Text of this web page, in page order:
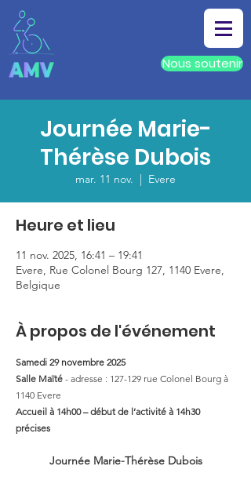
Nous soutenir
Journée Marie-
Thérèse Dubois
mar. 11 nov.
  |
Evere
Heure et lieu
11 nov. 2025, 16:41 – 19:41
Evere, Rue Colonel Bourg 127, 1140 Evere,
Belgique
À propos de l'événement
Samedi 29 novembre 2025
Salle Maïté - adresse : 127-129 rue Colonel Bourg à
1140 Evere
Accueil à 14h00 – début de l’activité à 14h30
précises
Journée Marie-Thérèse Dubois